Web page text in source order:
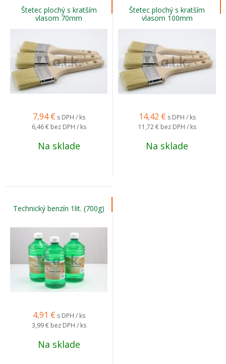
Štetec plochý s kratším
vlasom 70mm
7,94 € s DPH / ks
6,46 € bez DPH / ks
Na sklade
Štetec plochý s kratším
vlasom 100mm
14,42 € s DPH / ks
11,72 € bez DPH / ks
Na sklade
Technický benzín 1lit. (700g)
4,91 € s DPH / ks
3,99 € bez DPH / ks
Na sklade